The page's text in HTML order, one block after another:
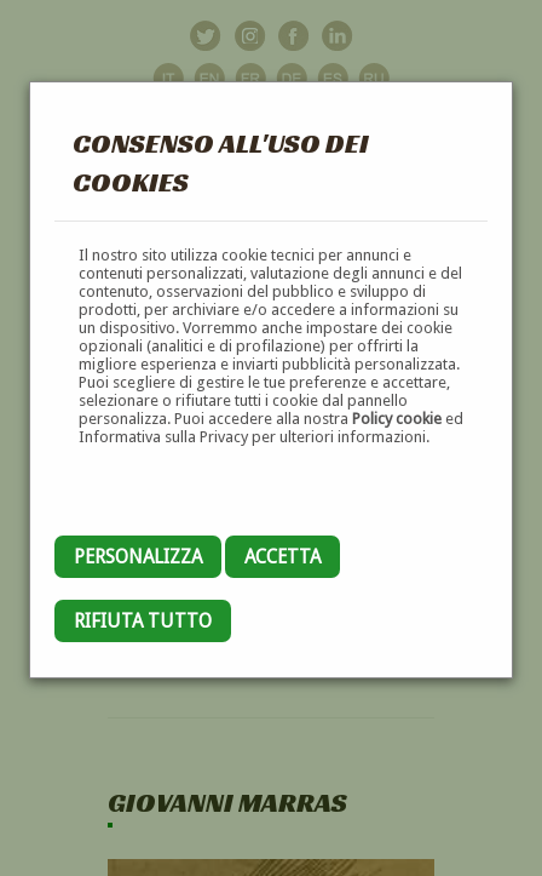
CONSENSO ALL'USO DEI
COOKIES
Il nostro sito utilizza cookie tecnici per annunci e
contenuti personalizzati, valutazione degli annunci e del
contenuto, osservazioni del pubblico e sviluppo di
prodotti, per archiviare e/o accedere a informazioni su
un dispositivo. Vorremmo anche impostare dei cookie
opzionali (analitici e di profilazione) per offrirti la
migliore esperienza e inviarti pubblicità personalizzata.
Puoi scegliere di gestire le tue preferenze e accettare,
selezionare o rifiutare tutti i cookie dal pannello
personalizza. Puoi accedere alla nostra Policy cookieed
Informativa sulla Privacy per ulteriori informazioni.
PERSONALIZZA ACCETTA
RIFIUTA TUTTO
GALLERIAD'ARTE
DIPINTI E SCULTURE '800 E '900
GIOVANNI MARRAS